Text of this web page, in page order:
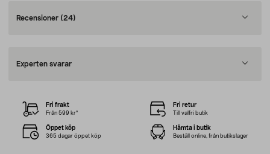
Recensioner (24)
Experten svarar
Fri frakt
Från 599 kr*
Fri retur
Till valfri butik
Öppet köp
365 dagar öppet köp
Hämta i butik
Beställ online, från butikslager